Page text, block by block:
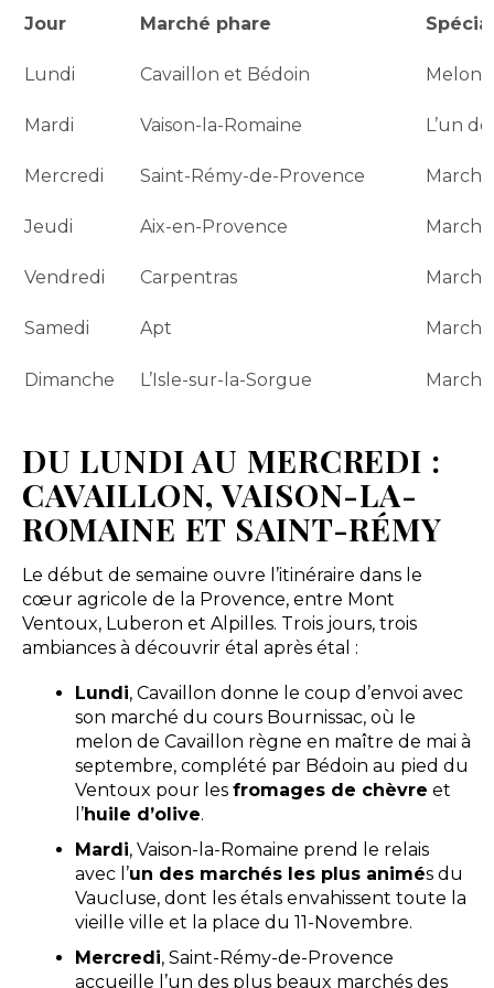
Jour Marché phare
Lundi Cavaillon et Bédoin Melon
Mardi Vaison-la-Romaine L’un
Mercredi Saint-Rémy-de-Provence
Jeudi Aix-en-Provence
Vendredi Carpentras
Samedi Apt
Dimanche L’Isle-sur-la-Sorgue
DU LUNDI AU MERCREDI :
CAVAILLON, VAISON-LA-
ROMAINE ET SAINT-RÉMY
Le début de semaine ouvre l’itinéraire dans le
cœur agricole de la Provence, entre Mont
Ventoux, Luberon et Alpilles. Trois jours, trois
ambiances à découvrir étal après étal :
Lundi, Cavaillon donne le coup d’envoi avec
son marché du cours Bournissac, où le
melon de Cavaillon règne en maître de mai à
septembre, complété par Bédoin au pied du
Ventoux pour les fromages de chèvre et
l’huile d’olive.
Mardi, Vaison-la-Romaine prend le relais
avec l’un des marchés les plus animés du
Vaucluse, dont les étals envahissent toute la
vieille ville et la place du 11-Novembre.
Mercredi, Saint-Rémy-de-Provence
accueille l’un des plus beaux marchés des